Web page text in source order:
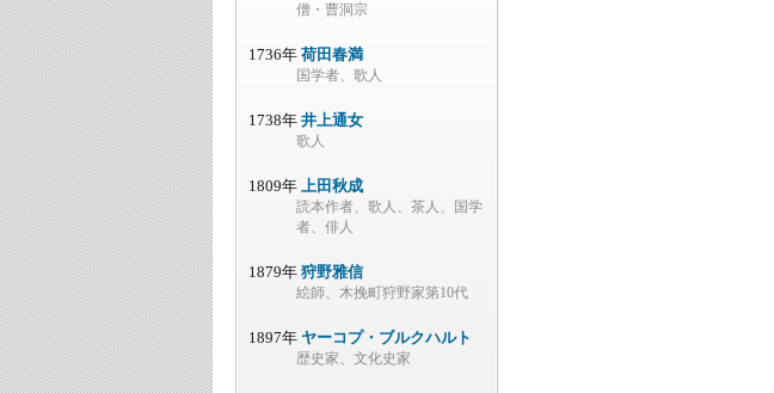
僧・曹洞宗
1736年 荷田春満
国学者、歌人
1738年 井上通女
歌人
1809年 上田秋成
読本作者、歌人、茶人、国学
者、俳人
1879年 狩野雅信
絵師、木挽町狩野家第10代
1897年 ヤーコプ・ブルクハルト
歴史家、文化史家